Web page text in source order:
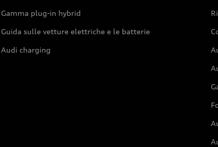
Gamma plug-in hybrid
Guida sulle vetture elettriche e le batterie
Audi charging